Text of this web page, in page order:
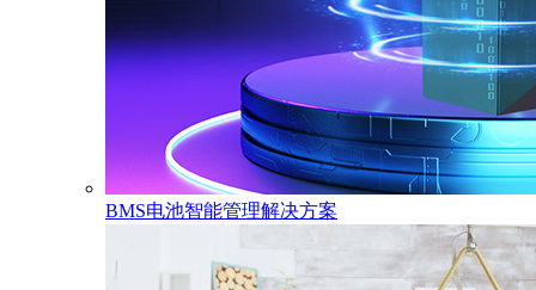
BMS电池智能管理解决方案